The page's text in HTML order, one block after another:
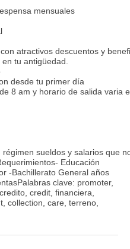
mensuales
atractivos descuentos y
tu antigüedad.
desde tu primer día
8 am y horario de salida varia
sueldos y salarios que
Educación
-Bachillerato General años
clave: promoter,
credit, financiera,
collection, care, terreno,